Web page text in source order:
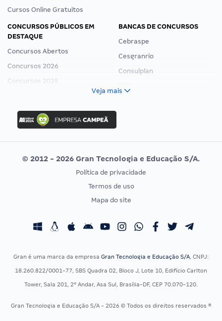
Cursos Online Gratuitos
CONCURSOS PÚBLICOS EM
DESTAQUE
Concursos Abertos
Concursos 2026
Concursos 2025
Concurso Ibama
Concurso MPU
Editais publicados
BANCAS DE CONCURSOS
Cebraspe
Cesgranrio
Consulplan
Vunesp
CONCURSOS POR PROFISSÃO
Concursos Fiscais
Concursos Saúde
Residência Multiprofissional
EXAME DE ORDEM
Calendário OAB
Veja mais
© 2012 - 2026 Gran Tecnologia e Educação S/A.
Política de privacidade
Termos de uso
Mapa do site
Gran é uma marca da empresa Gran Tecnologia e Educação S/A, CNPJ:
18.260.822/0001-77, SBS Quadra 02, Bloco J, Lote 10, Edifício Carlton
Tower, Sala 201, 2º Andar, Asa Sul, Brasília-DF, CEP 70.070-120.
Gran Tecnologia e Educação S/A - 2026 © Todos os direitos reservados ®